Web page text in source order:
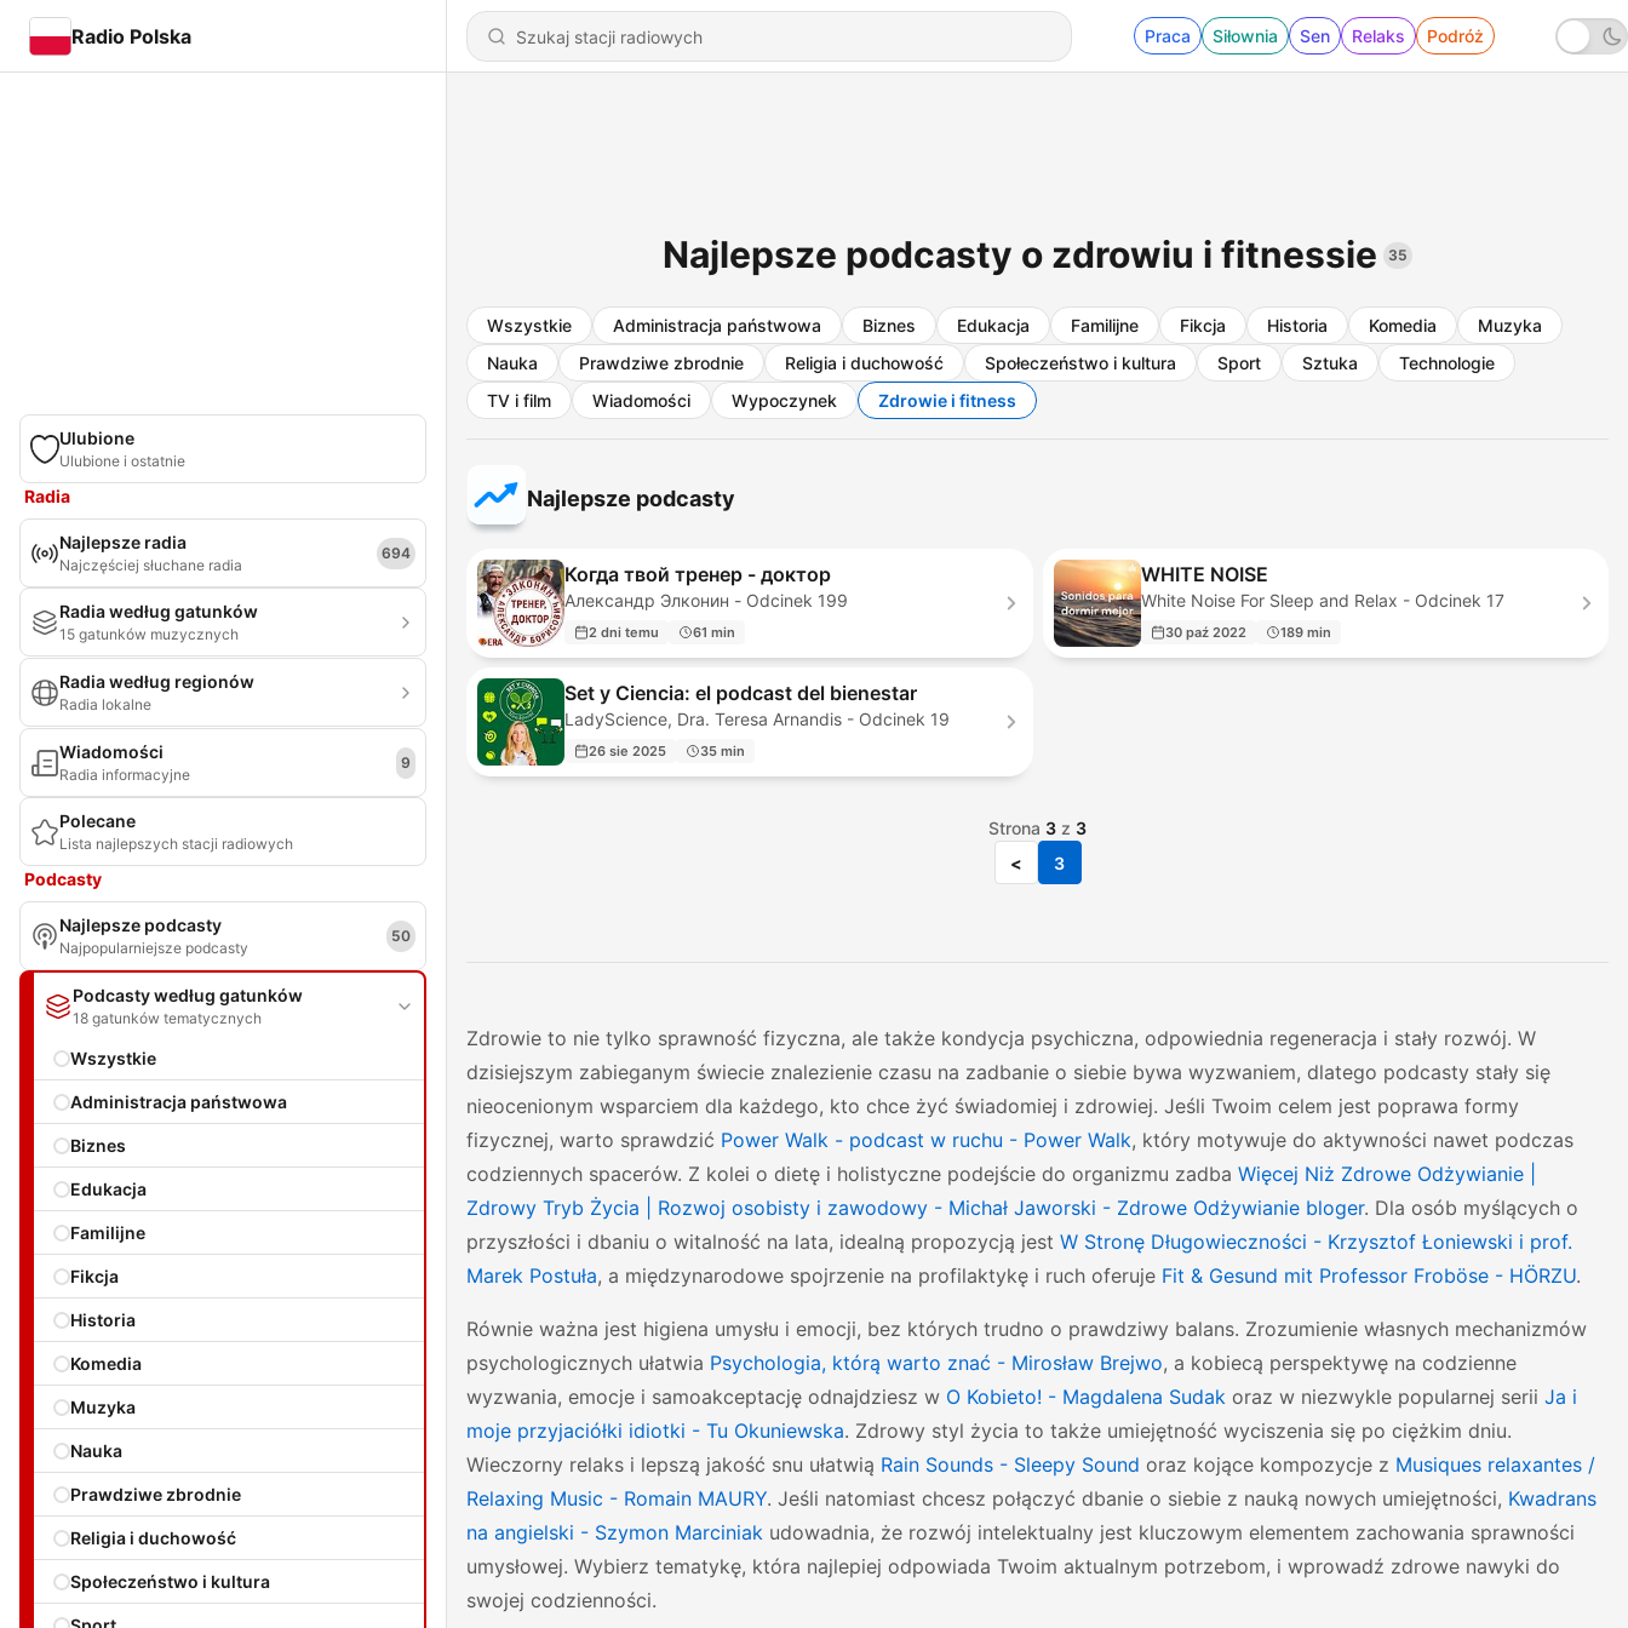
Radio Polska Praca Siłownia Sen Relaks Podróż
Ulubione
Ulubione i ostatnie
Radia
Najlepsze radia
Najczęściej słuchane radia
694
Radia według gatunków
15 gatunków muzycznych
Radia według regionów
Radia lokalne
Wiadomości
Radia informacyjne
9
Polecane
Lista najlepszych stacji radiowych
Podcasty
Najlepsze podcasty
Najpopularniejsze podcasty
50
Podcasty według gatunków
18 gatunków tematycznych
Wszystkie
Administracja państwowa
Biznes
Edukacja
Familijne
Fikcja
Historia
Komedia
Muzyka
Nauka
Prawdziwe zbrodnie
Religia i duchowość
Społeczeństwo i kultura
Najlepsze podcasty o zdrowiu i fitnessie 35
Wszystkie Administracja państwowa Biznes Edukacja Familijne Fikcja Historia Komedia
Muzyka
Nauka
Prawdziwe zbrodnie Religia i duchowość Społeczeństwo i kultura Sport Sztuka
Technologie
TV i film
Wiadomości Wypoczynek Zdrowie i fitness
Najlepsze podcasty
Когда твой тренер - доктор
Александр Элконин - Odcinek 199
2 dni temu 61 min
WHITE NOISE
White Noise For Sleep and Relax - Odcinek 17
30 paź 2022 189 min
Set y Ciencia: el podcast del bienestar
LadyScience, Dra. Teresa Arnandis - Odcinek 19
26 sie 2025 35 min
Strona 3 z 3
<
3
Zdrowie to nie tylko sprawność fizyczna, ale także kondycja psychiczna, odpowiednia regeneracja i stały rozwój. W
dzisiejszym zabieganym świecie znalezienie czasu na zadbanie o siebie bywa wyzwaniem, dlatego podcasty stały się
nieocenionym wsparciem dla każdego, kto chce żyć świadomiej i zdrowiej. Jeśli Twoim celem jest poprawa formy
fizycznej, warto sprawdzić Power Walk - podcast w ruchu - Power Walk, który motywuje do aktywności nawet podczas
codziennych spacerów. Z kolei o dietę i holistyczne podejście do organizmu zadba Więcej Niż Zdrowe Odżywianie |
Zdrowy Tryb Życia | Rozwoj osobisty i zawodowy - Michał Jaworski - Zdrowe Odżywianie bloger. Dla osób myślących o
przyszłości i dbaniu o witalność na lata, idealną propozycją jest W Stronę Długowieczności - Krzysztof Łoniewski i prof.
Marek Postuła, a międzynarodowe spojrzenie na profilaktykę i ruch oferuje Fit & Gesund mit Professor Froböse - HÖRZU.
Równie ważna jest higiena umysłu i emocji, bez których trudno o prawdziwy balans. Zrozumienie własnych mechanizmów
psychologicznych ułatwia Psychologia, którą warto znać - Mirosław Brejwo, a kobiecą perspektywę na codzienne
wyzwania, emocje i samoakceptację odnajdziesz w O Kobieto! - Magdalena Sudak oraz w niezwykle popularnej serii Ja i
moje przyjaciółki idiotki - Tu Okuniewska. Zdrowy styl życia to także umiejętność wyciszenia się po ciężkim dniu.
Wieczorny relaks i lepszą jakość snu ułatwią Rain Sounds - Sleepy Sound oraz kojące kompozycje z Musiques relaxantes /
Relaxing Music - Romain MAURY. Jeśli natomiast chcesz połączyć dbanie o siebie z nauką nowych umiejętności, Kwadrans
na angielski - Szymon Marciniak udowadnia, że rozwój intelektualny jest kluczowym elementem zachowania sprawności
umysłowej. Wybierz tematykę, która najlepiej odpowiada Twoim aktualnym potrzebom, i wprowadź zdrowe nawyki do
swojej codzienności.